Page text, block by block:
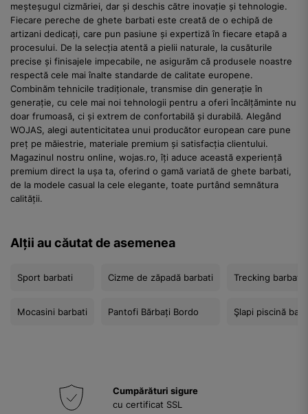
meșteșugul cizmăriei, dar și deschis către inovație și tehnologie.
Fiecare pereche de ghete barbati este creată de o echipă de
artizani dedicați, care pun pasiune și expertiză în fiecare etapă a
procesului. De la selecția atentă a pielii naturale, la cusăturile
precise și finisajele impecabile, ne asigurăm că produsele noastre
respectă cele mai înalte standarde de calitate europene.
Combinăm tehnicile tradiționale, transmise din generație în
generație, cu cele mai noi tehnologii pentru a oferi încălțăminte nu
doar frumoasă, ci și extrem de confortabilă și durabilă. Alegând
WOJAS, alegi autenticitatea unui producător european care pune
preț pe măiestrie, materiale premium și satisfacția clientului.
Magazinul nostru online, wojas.ro, îți aduce această experiență
premium direct la ușa ta, oferind o gamă variată de ghete barbati,
de la modele casual la cele elegante, toate purtând semnătura
calității.
Alții au căutat de asemenea
Sport barbati
Mocasini barbati
Cizme de zăpadă barbati
Pantofi Bărbați Bordo
Trecking barbati
Şlapi piscină
Cumpărături sigure
cu certificat SSL